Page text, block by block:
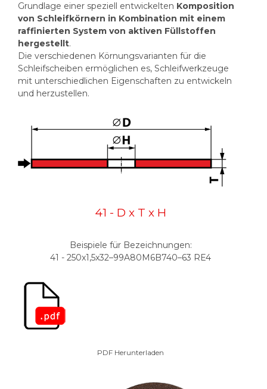
Grundlage einer speziell entwickelten Komposition
von Schleifkörnern in Kombination mit einem
raffinierten System von aktiven Füllstoffen
hergestellt.
Die verschiedenen Körnungsvarianten für die
Schleifscheiben ermöglichen es, Schleifwerkzeuge
mit unterschiedlichen Eigenschaften zu entwickeln
und herzustellen.
41 - D x T x H
Beispiele für Bezeichnungen:
41 - 250x1,5x32–99A80M6B740–63 RE4
PDF Herunterladen